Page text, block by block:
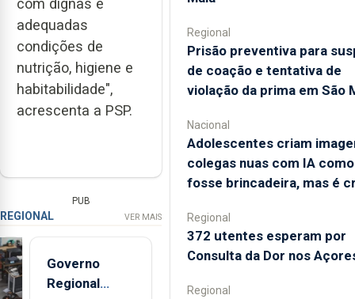
com dignas e
adequadas
condições de
nutrição, higiene e
habitabilidade",
acrescenta a PSP.
PUB
REGIONAL VER MAIS
Governo
Regional
Regional
Prisão preventiva para
de coação e tentativa de
violação da prima em São
Nacional
Adolescentes criam
colegas nuas com IA
fosse brincadeira, mas é
Regional
372 utentes esperam por
Consulta da Dor nos
Regional